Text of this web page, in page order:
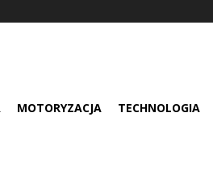
MOTORYZACJA TECHNOLOGIA